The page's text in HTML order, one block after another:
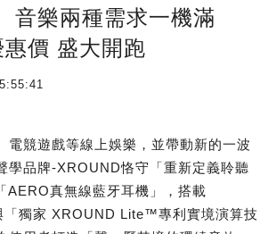
音樂兩種需求一機滿
價 盛大開跑
電競遊戲等線上娛樂，並帶動新的一波
學品牌-XROUND恪守「重新定義聆聽
AERO真無線藍牙耳機」，搭載
獨家 XROUND Lite™專利實境演算技